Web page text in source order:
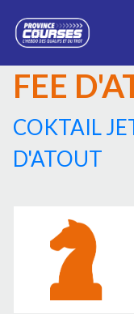
FEE
COKTAIL
D'ATOUT